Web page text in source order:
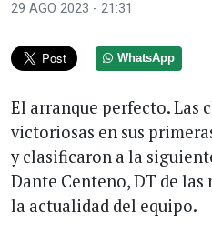
29 AGO 2023 - 21:31
WhatsApp
El arranque perfecto. Las
victoriosas en sus
y clasificaron a la
Dante Centeno, DT de las
la actualidad del equipo.